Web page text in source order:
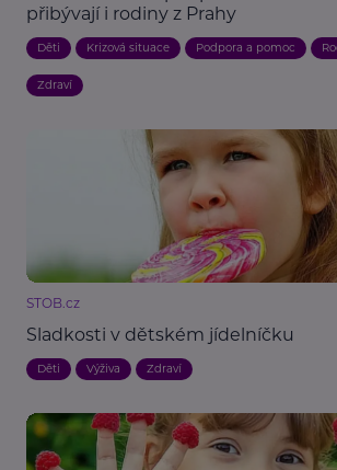
přibývají i rodiny z Prahy
Děti Krizová situace Podpora a pomoc
Zdraví
STOB.cz
Sladkosti v dětském jídelníčku
Děti Výživa Zdraví